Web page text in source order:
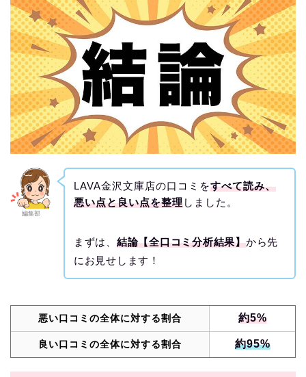
編集部
LAVA金沢文庫店の口コミをすべて読み、
悪い点と良い点を整理しました。
まずは、 結論【全口コミ分析結果】から先
にお見せします！
悪い口コミの全体に対する割合 約5%
良い口コミの全体に対する割合 約95%